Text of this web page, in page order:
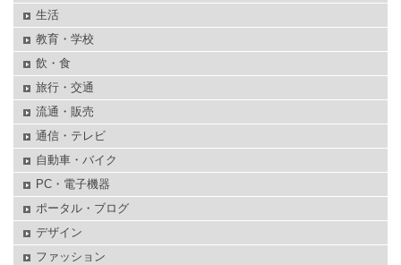
生活
教育・学校
飲・食
旅行・交通
流通・販売
通信・テレビ
自動車・バイク
PC・電子機器
ポータル・ブログ
デザイン
ファッション